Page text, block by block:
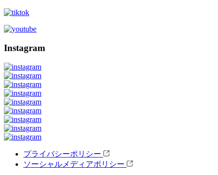
Instagram
プライバシーポリシー
ソーシャルメディアポリシー